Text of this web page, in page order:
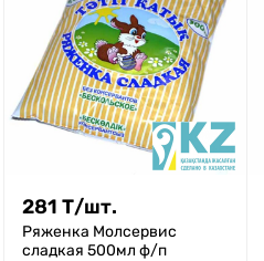
281 Т/шт.
Ряженка Молсервис
сладкая 500мл ф/п